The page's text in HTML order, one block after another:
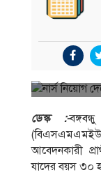
ডেস্ক :-
আবেদনকারী
যাদের বয়স ৩০